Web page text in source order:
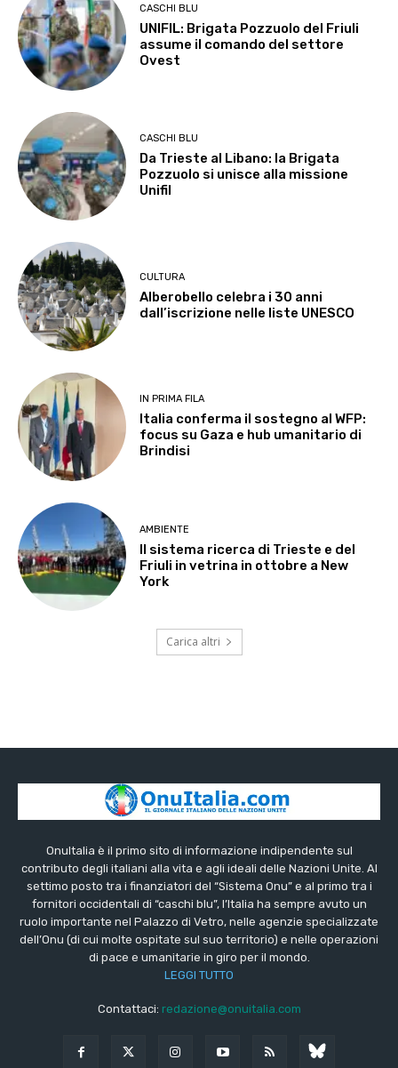
CASCHI BLU
UNIFIL: Brigata Pozzuolo del Friuli
assume il comando del settore
Ovest
CASCHI BLU
Da Trieste al Libano: la Brigata
Pozzuolo si unisce alla missione
Unifil
CULTURA
Alberobello celebra i 30 anni
dall’iscrizione nelle liste UNESCO
IN PRIMA FILA
Italia conferma il sostegno al WFP:
focus su Gaza e hub umanitario di
Brindisi
AMBIENTE
Il sistema ricerca di Trieste e del
Friuli in vetrina in ottobre a New
York
Carica altri
OnuItalia è il primo sito di informazione indipendente sul
contributo degli italiani alla vita e agli ideali delle Nazioni Unite. Al
settimo posto tra i finanziatori del “Sistema Onu” e al primo tra i
fornitori occidentali di “caschi blu”, l’Italia ha sempre avuto un
ruolo importante nel Palazzo di Vetro, nelle agenzie specializzate
dell’Onu (di cui molte ospitate sul suo territorio) e nelle operazioni
di pace e umanitarie in giro per il mondo.
LEGGI TUTTO
Contattaci: redazione@onuitalia.com